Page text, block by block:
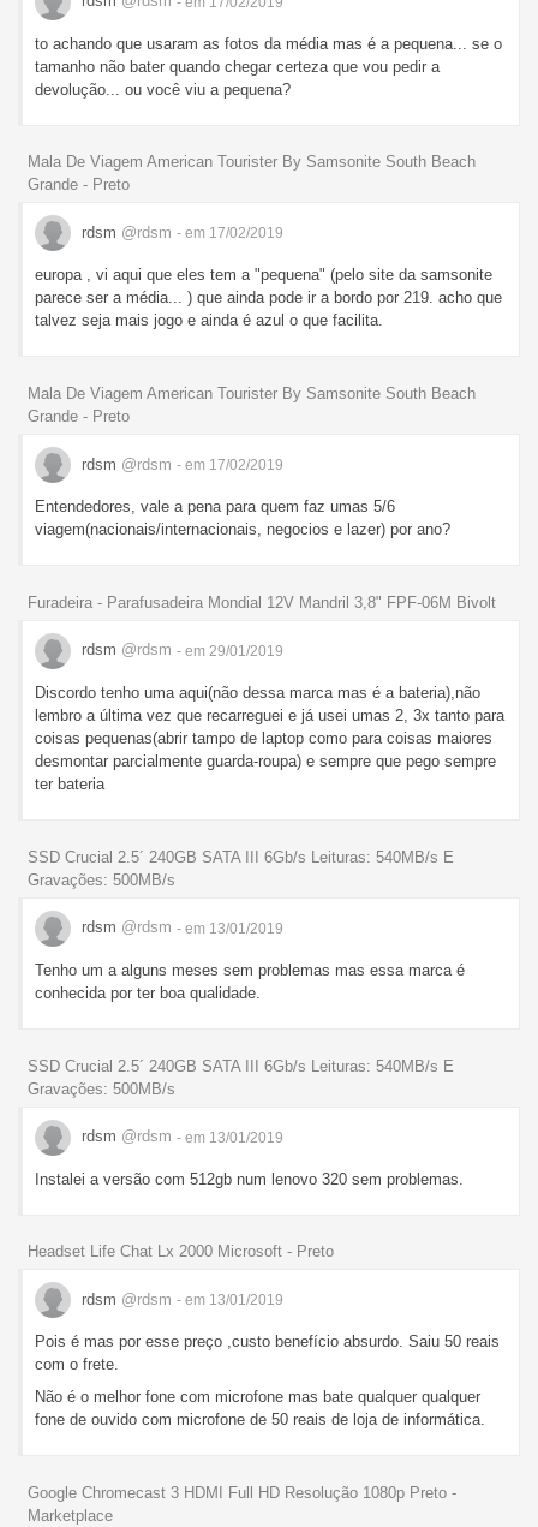
to achando que usaram as fotos da média mas é a pequena... se o
tamanho não bater quando chegar certeza que vou pedir a
devolução... ou você viu a pequena?
Mala De Viagem American Tourister By Samsonite South Beach
Grande - Preto
rdsm @rdsm - em 17/02/2019
europa , vi aqui que eles tem a "pequena" (pelo site da samsonite
parece ser a média... ) que ainda pode ir a bordo por 219. acho que
talvez seja mais jogo e ainda é azul o que facilita.
Mala De Viagem American Tourister By Samsonite South Beach
Grande - Preto
rdsm @rdsm - em 17/02/2019
Entendedores, vale a pena para quem faz umas 5/6
viagem(nacionais/internacionais, negocios e lazer) por ano?
Furadeira - Parafusadeira Mondial 12V Mandril 3,8" FPF-06M Bivolt
rdsm @rdsm - em 29/01/2019
Discordo tenho uma aqui(não dessa marca mas é a bateria),não
lembro a última vez que recarreguei e já usei umas 2, 3x tanto para
coisas pequenas(abrir tampo de laptop como para coisas maiores
desmontar parcialmente guarda-roupa) e sempre que pego sempre
ter bateria
SSD Crucial 2.5´ 240GB SATA III 6Gb/s Leituras: 540MB/s E
Gravações: 500MB/s
rdsm @rdsm - em 13/01/2019
Tenho um a alguns meses sem problemas mas essa marca é
conhecida por ter boa qualidade.
SSD Crucial 2.5´ 240GB SATA III 6Gb/s Leituras: 540MB/s E
Gravações: 500MB/s
rdsm @rdsm - em 13/01/2019
Instalei a versão com 512gb num lenovo 320 sem problemas.
Headset Life Chat Lx 2000 Microsoft - Preto
rdsm @rdsm - em 13/01/2019
Pois é mas por esse preço ,custo benefício absurdo. Saiu 50 reais
com o frete.
Não é o melhor fone com microfone mas bate qualquer qualquer
fone de ouvido com microfone de 50 reais de loja de informática.
Google Chromecast 3 HDMI Full HD Resolução 1080p Preto -
Marketplace